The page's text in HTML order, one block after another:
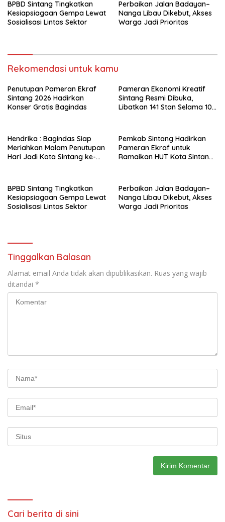
BPBD Sintang Tingkatkan
Kesiapsiagaan Gempa Lewat
Sosialisasi Lintas Sektor
Perbaikan Jalan Badayan–
Nanga Libau Dikebut, Akses
Warga Jadi Prioritas
Rekomendasi untuk kamu
Penutupan Pameran Ekraf
Sintang 2026 Hadirkan
Konser Gratis Bagindas
Pameran Ekonomi Kreatif
Sintang Resmi Dibuka,
Libatkan 141 Stan Selama 10
Hendrika : Bagindas Siap
Meriahkan Malam Penutupan
Hari Jadi Kota Sintang ke-
Pemkab Sintang Hadirkan
Pameran Ekraf untuk
Ramaikan HUT Kota Sintang
BPBD Sintang Tingkatkan
Kesiapsiagaan Gempa Lewat
Sosialisasi Lintas Sektor
Perbaikan Jalan Badayan–
Nanga Libau Dikebut, Akses
Warga Jadi Prioritas
Tinggalkan Balasan
Alamat email Anda tidak akan dipublikasikan. Ruas yang wajib
ditandai *
Cari berita di sini